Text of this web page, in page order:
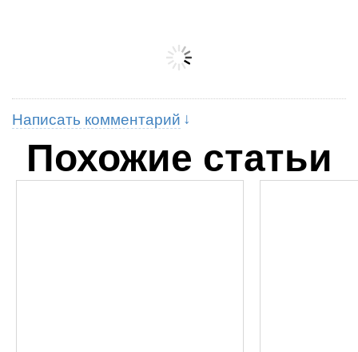
Написать комментарий
Похожие статьи